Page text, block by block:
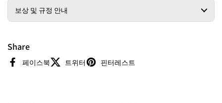
보상 및 규정 안내
Share
페이스북 트위터 핀터레스트